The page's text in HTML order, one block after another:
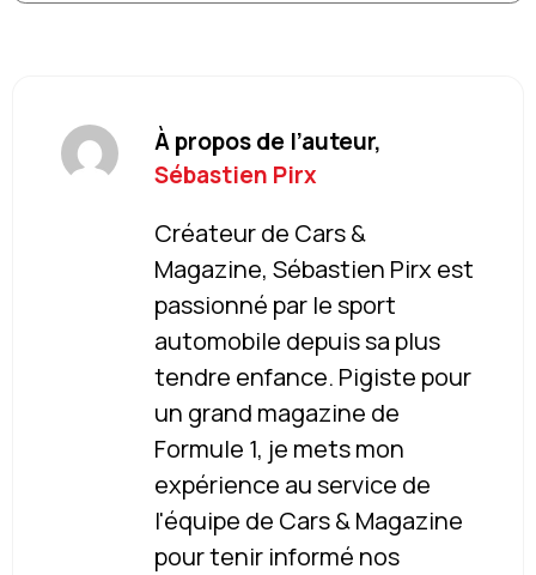
À propos de l’auteur,
Sébastien Pirx
Créateur de Cars &
Magazine, Sébastien Pirx est
passionné par le sport
automobile depuis sa plus
tendre enfance. Pigiste pour
un grand magazine de
Formule 1, je mets mon
expérience au service de
l'équipe de Cars & Magazine
pour tenir informé nos